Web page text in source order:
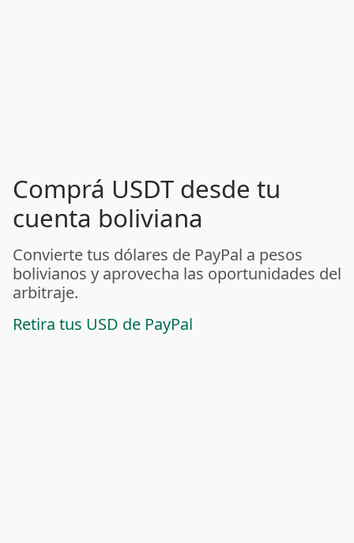
Comprá USDT desde tu
cuenta boliviana
Convierte tus dólares de PayPal a pesos
bolivianos y aprovecha las oportunidades del
arbitraje.
Retira tus USD de PayPal